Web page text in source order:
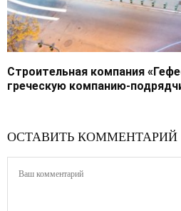
Строительная компания
греческую компанию-
ОСТАВИТЬ КОММЕНТАРИЙ